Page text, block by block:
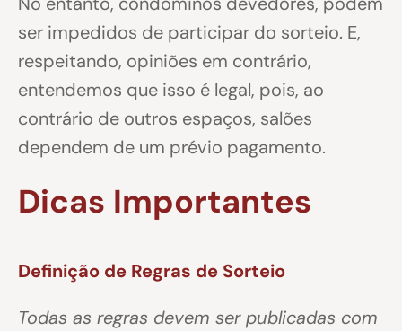
ser impedidos de participar do sorteio. E,
respeitando, opiniões em contrário,
entendemos que isso é legal, pois, ao
contrário de outros espaços, salões
dependem de um prévio pagamento.
Dicas Importantes
Definição de Regras de Sorteio
Todas as regras devem ser publicadas com